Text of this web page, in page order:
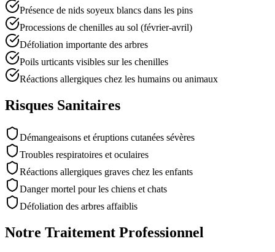
Présence de nids soyeux blancs dans les pins
Processions de chenilles au sol (février-avril)
Défoliation importante des arbres
Poils urticants visibles sur les chenilles
Réactions allergiques chez les humains ou animaux
Risques Sanitaires
Démangeaisons et éruptions cutanées sévères
Troubles respiratoires et oculaires
Réactions allergiques graves chez les enfants
Danger mortel pour les chiens et chats
Défoliation des arbres affaiblis
Notre Traitement Professionnel